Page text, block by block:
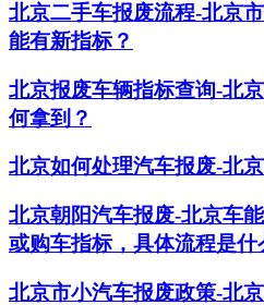
北京二手车报废流程-北京
能有新指标？
北京报废车辆指标查询-北
何拿到？
北京如何处理汽车报废-北
北京朝阳汽车报废-北京车
或购车指标，具体流程是什
北京市小汽车报废政策-北